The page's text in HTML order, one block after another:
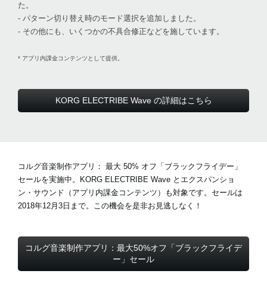
た。
- パターン切り替え時のモード選択を追加しました。
- その他にも、いくつかの不具合修正などを施しています。
* アプリ内課金コンテンツとして提供。
KORG ELECTRIBE Wave の詳細はこちら
コルグ音楽制作アプリ： 最大 50% オフ「ブラックフライデー」
セールを実施中。KORG ELECTRIBE Wave とエクスパンショ
ン・サウンド（アプリ内課金コンテンツ）も対象です。セールは
2018年12月3日まで。この機会を是非お見逃しなく！
コルグ音楽制作アプリ：最大50%オフ「ブラックフライデ
ー」セール